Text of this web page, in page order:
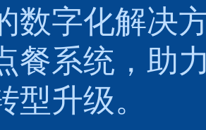
数字化解决
餐系统 ，助
型升级。